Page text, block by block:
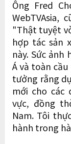
Ông Fred
WebTVAsia,
"Thật tuyệt
hợp tác sản
này. Sức
Á và toàn
tưởng rằng
mới cho các
vực, đồng
Nam. Tôi
hành trong